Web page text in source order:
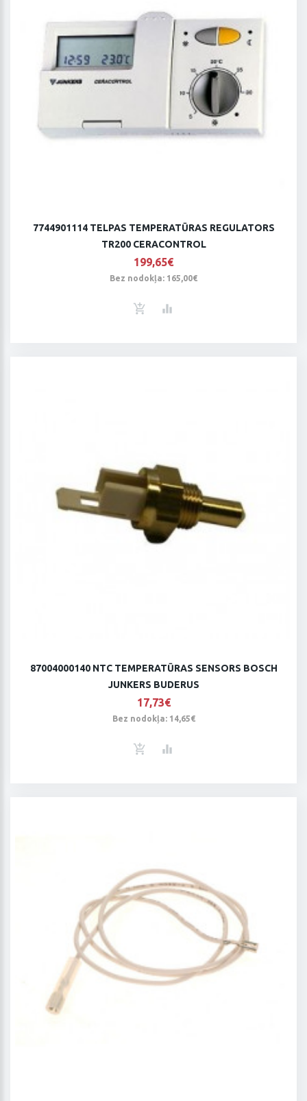
7744901114 TELPAS TEMPERATŪRAS REGULATORS
TR200 CERACONTROL
199,65€
Bez nodokļa: 165,00€
87004000140 NTC TEMPERATŪRAS SENSORS BOSCH
JUNKERS BUDERUS
17,73€
Bez nodokļa: 14,65€